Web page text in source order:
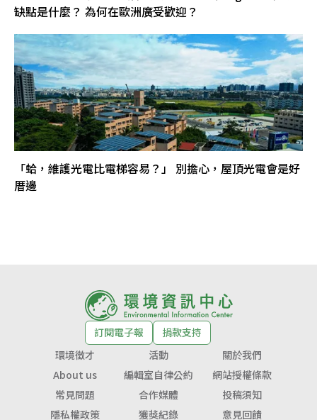
缺點是什麼？ 為何在歐洲廣受歡迎？
「蛤，維護光電比電梯容易？」 別擔心，屋頂光電會是好
厝邊
訂閱電子報
捐款支持
環境徵才
活動
關於我們
About us
編輯室自律公約
網站授權條款
常見問題
合作媒體
投稿須知
隱私權政策
獲獎紀錄 意見回饋